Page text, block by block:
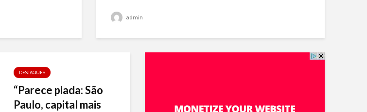
admin
DESTAQUES
“Parece piada: São
Paulo, capital mais